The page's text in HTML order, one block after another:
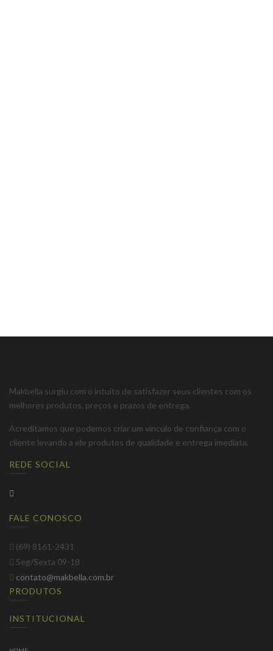
Makbella surgiu com o intuito de satisfazer seus clientes com os
melhores produtos, preços e prazos de entrega.
Acreditamos que podemos criar um vínculo de confiança com o
cliente levando a ele produtos de qualidade e entrega imediata.
REDE SOCIAL
FALE CONOSCO
(69) 8161-2431
Seg/Sexta 09-18
contato@makbella.com.br
PRODUTOS
INSTITUCIONAL